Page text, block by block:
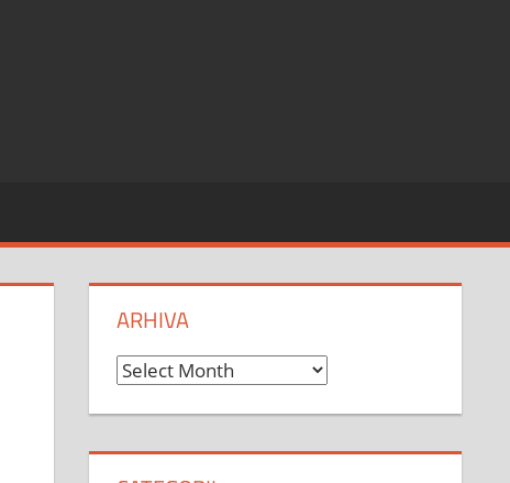
ARHIVA
Arhiva